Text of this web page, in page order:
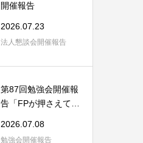
開催報告
2026.07.23
法人懇談会開催報告
第87回勉強会開催報
告「FPが押さえてお
2026.07.08
勉強会開催報告